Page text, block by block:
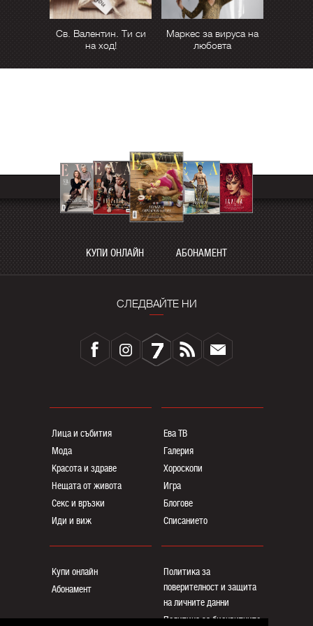
Св. Валентин. Ти си
на ход!
Маркес за вируса на
любовта
КУПИ ОНЛАЙН АБОНАМЕНТ
СЛЕДВАЙТЕ НИ
Лица и събития
Мода
Красота и здраве
Нещата от живота
Секс и връзки
Иди и виж
Ева ТВ
Галерия
Хороскопи
Игра
Блогoве
Списанието
Купи онлайн
Абонамент
Политика за
поверителност и защита
на личните данни
Политика за бисквитките